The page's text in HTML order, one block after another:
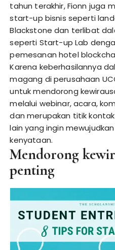
tahun terakhir, Fionn juga
start-up bisnis seperti
Blackstone dan terlibat
seperti Start-up Lab
pemesanan hotel
Karena keberhasilannya
magang di perusahaan
untuk mendorong
melalui webinar, acara,
dan merupakan titik
lain yang ingin
kenyataan.
Mendorong
penting